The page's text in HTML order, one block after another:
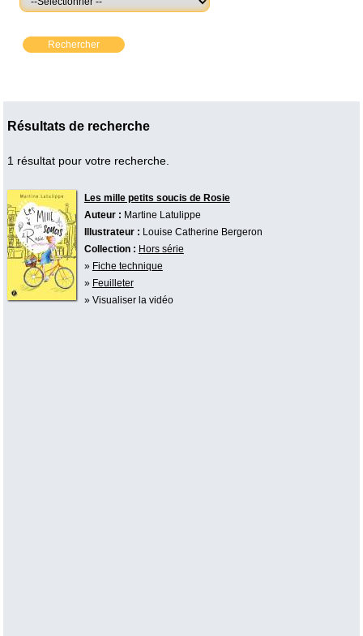
Rechercher
Résultats de recherche
1 résultat pour votre recherche.
Les mille petits soucis de Rosie
Auteur : Martine Latulippe
Illustrateur : Louise Catherine Bergeron
Collection : Hors série
» Fiche technique
» Feuilleter
» Visualiser la vidéo